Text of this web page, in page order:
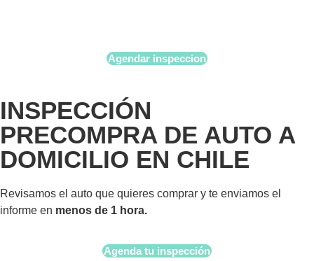
Agendar inspeccion
INSPECCIÓN
PRECOMPRA DE AUTO A
DOMICILIO EN CHILE
Revisamos el auto que quieres comprar y te enviamos el
informe en menos de 1 hora.
Agenda tu inspección